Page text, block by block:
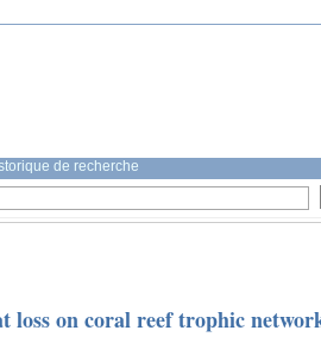
de recherche
loss on coral reef trophic